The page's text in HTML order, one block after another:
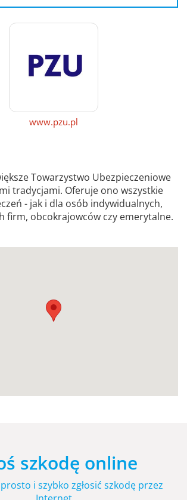
www.pzu.pl
Towarzystwo Ubezpieczeniowe
tradycjami. Oferuje ono wszystkie
- jak i dla osób indywidualnych,
firm, obcokrajowców czy emerytalne.
szkodę online
i szybko zgłosić szkodę przez